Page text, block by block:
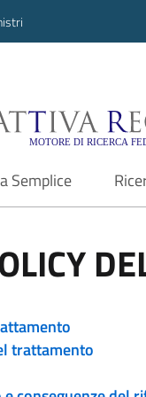
Semplice
trattamento